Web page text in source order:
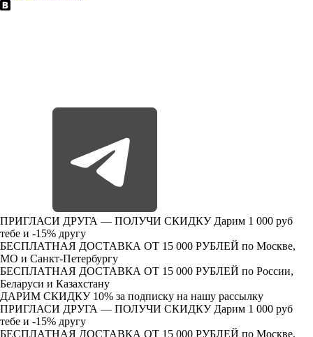
ПРИГЛАСИ ДРУГА — ПОЛУЧИ СКИДКУ Дарим 1 000 руб
тебе и -15% другу
БЕСПЛАТНАЯ ДОСТАВКА ОТ 15 000 РУБЛЕЙ по Москве,
МО и Санкт-Петербургу
БЕСПЛАТНАЯ ДОСТАВКА ОТ 15 000 РУБЛЕЙ по России,
Беларуси и Казахстану
ДАРИМ СКИДКУ 10% за подписку на нашу рассылку
ПРИГЛАСИ ДРУГА — ПОЛУЧИ СКИДКУ Дарим 1 000 руб
тебе и -15% другу
БЕСПЛАТНАЯ ДОСТАВКА ОТ 15 000 РУБЛЕЙ по Москве,